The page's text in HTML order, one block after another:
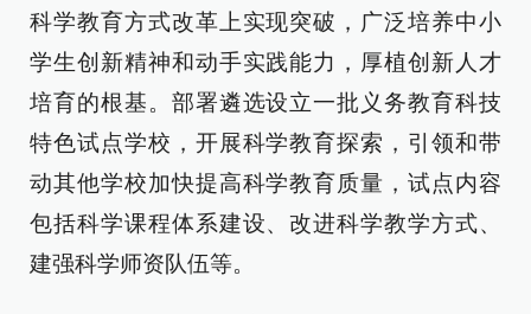
科学教育方式改革上实现突破，广泛培养中小
学生创新精神和动手实践能力，厚植创新人才
培育的根基。部署遴选设立一批义务教育科技
特色试点学校，开展科学教育探索，引领和带
动其他学校加快提高科学教育质量，试点内容
包括科学课程体系建设、改进科学教学方式、
建强科学师资队伍等。